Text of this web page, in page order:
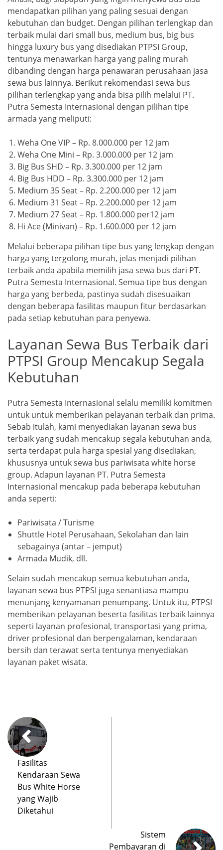
mendapatkan pilihan yang paling sesuai dengan
kebutuhan dan budget. Dengan pilihan terlengkap dan
terbaik mulai dari small bus, medium bus, big bus
hingga luxury bus yang disediakan PTPSI Group,
tentunya menawarkan harga yang paling murah
dibanding dengan harga penawaran perusahaan jasa
sewa bus lainnya. Berikut rekomendasi sewa bus
pilihan terlengkap yang anda bisa pilih melalui PT.
Putra Semesta Internasional dengan pilihan tipe
armada yang meliputi:
Weha One VIP – Rp. 8.000.000 per 12 jam
Weha One Mini – Rp. 3.000.000 per 12 jam
Big Bus SHD – Rp. 3.300.000 per 12 jam
Big Bus HDD – Rp. 3.300.000 per 12 jam
Medium 35 Seat – Rp. 2.200.000 per 12 jam
Medium 31 Seat – Rp. 2.200.000 per 12 jam
Medium 27 Seat – Rp. 1.800.000 per12 jam
Hi Ace (Minivan) – Rp. 1.600.000 per 12 jam
Melalui beberapa pilihan tipe bus yang lengkap dengan
harga yang tergolong murah, jelas menjadi pilihan
terbaik anda apabila memilih jasa sewa bus dari PT.
Putra Semesta Internasional. Semua tipe bus dengan
harga yang berbeda, pastinya sudah disesuaikan
dengan beberapa fasilitas maupun fitur berdasarkan
pada setiap kebutuhan para penyewa.
Layanan Sewa Bus Terbaik dari
PTPSI Group Mencakup Segala
Kebutuhan
Putra Semesta Internasional selalu memiliki komitmen
untuk untuk memberikan pelayanan terbaik dan prima.
Sebab itulah, kami menyediakan layanan sewa bus
terbaik yang sudah mencakup segala kebutuhan anda,
serta terdapat pula harga spesial yang disediakan,
khususnya untuk sewa bus pariwisata white horse
group. Adapun layanan PT. Putra Semesta
Internasional mencakup pada beberapa kebutuhan
anda seperti:
Pariwisata / Turisme
Shuttle Hotel Perusahaan, Sekolahan dan lain
sebagainya (antar – jemput)
Armada Mudik, dll.
Selain sudah mencakup semua kebutuhan anda,
layanan sewa bus PTPSI juga senantiasa mampu
menunjang kenyamanan penumpang. Untuk itu, PTPSI
memberikan pelayanan beserta fasilitas terbaik lainnya
seperti layanan profesional, transportasi yang prima,
driver profesional dan berpengalaman, kendaraan
bersih dan terawat serta tentunya menyediakan
layanan paket wisata.
Fasilitas
Kendaraan Sewa
Bus White Horse
yang Wajib
Diketahui
Sistem
Pembayaran di